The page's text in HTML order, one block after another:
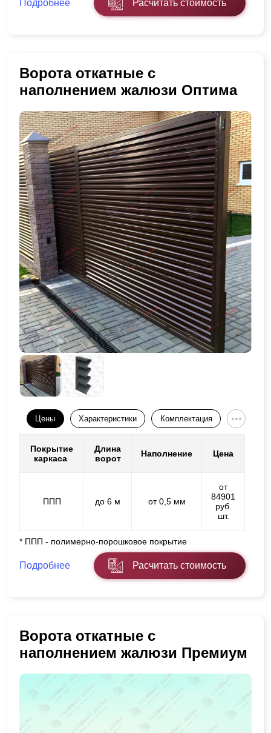
Подробнее Расчитать стоимость
Ворота откатные с
наполнением жалюзи Оптима
Цены Характеристики Комплектация
Покрытие
каркаса
Длина
ворот
Наполнение Цена
ППП до 6 м от 0,5 мм
от
84901
руб.
шт.
* ППП - полимерно-порошковое покрытие
Подробнее Расчитать стоимость
Ворота откатные с
наполнением жалюзи Премиум